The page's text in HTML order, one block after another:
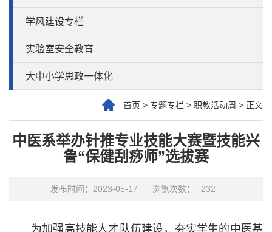
学风建设专栏
实验室安全教育
大中小学思政一体化
首页 > 专题专栏 > 职教活动周 > 正文
中医系举办针推专业技能大赛暨技能兴
鲁“保健刮痧师”选拔赛
发布时间：2023-05-17 浏览次数： 232
为加强高技能人才队伍建设，夯实学生的中医基